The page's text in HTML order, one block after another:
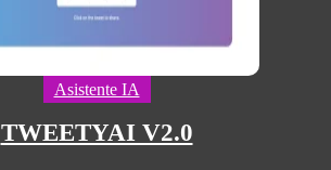
Asistente IA
TWEETYAI V2.0